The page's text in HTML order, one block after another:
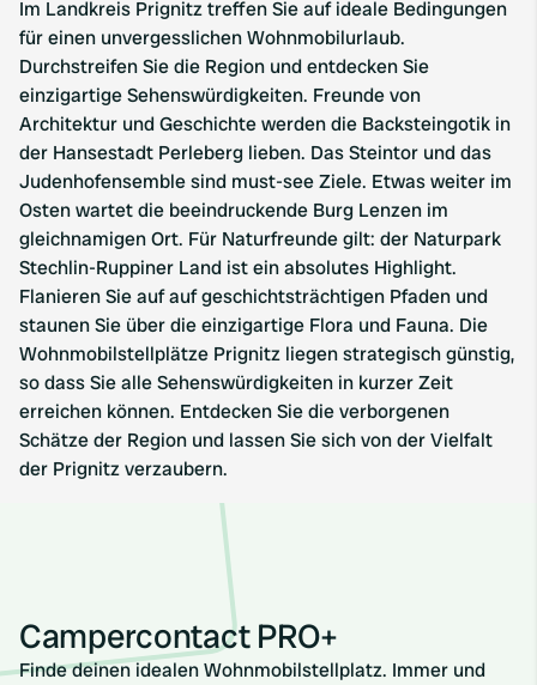
Im Landkreis Prignitz treffen Sie auf ideale Bedingungen
für einen unvergesslichen Wohnmobilurlaub.
Durchstreifen Sie die Region und entdecken Sie
einzigartige Sehenswürdigkeiten. Freunde von
Architektur und Geschichte werden die Backsteingotik in
der Hansestadt Perleberg lieben. Das Steintor und das
Judenhofensemble sind must-see Ziele. Etwas weiter im
Osten wartet die beeindruckende Burg Lenzen im
gleichnamigen Ort. Für Naturfreunde gilt: der Naturpark
Stechlin-Ruppiner Land ist ein absolutes Highlight.
Flanieren Sie auf auf geschichtsträchtigen Pfaden und
staunen Sie über die einzigartige Flora und Fauna. Die
Wohnmobilstellplätze Prignitz liegen strategisch günstig,
so dass Sie alle Sehenswürdigkeiten in kurzer Zeit
erreichen können. Entdecken Sie die verborgenen
Schätze der Region und lassen Sie sich von der Vielfalt
der Prignitz verzaubern.
Campercontact PRO+
Finde deinen idealen Wohnmobilstellplatz. Immer und